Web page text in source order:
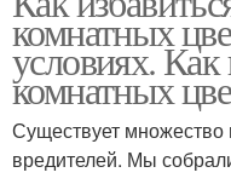
комнатных
условиях.
комнатных
Существует множество
вредителей. Мы